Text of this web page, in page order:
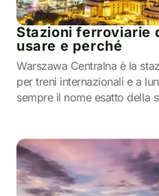
Stazioni ferroviarie
usare e perché
Warszawa Centralna è la
per treni internazionali e a
sempre il nome esatto della